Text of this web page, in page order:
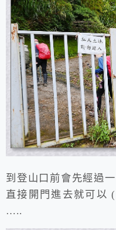
到登山口前會先經過
直接開門進去就可以
…..